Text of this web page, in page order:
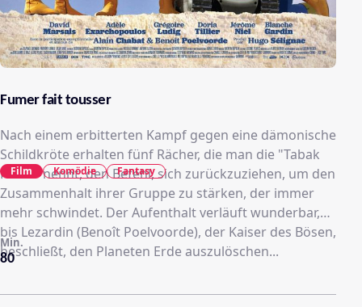
Fumer fait tousser
Nach einem erbitterten Kampf gegen eine dämonische
Schildkröte erhalten fünf Rächer, die man die "Tabak
Force" nennt, den Befehl, sich zurückzuziehen, um den
Zusammenhalt ihrer Gruppe zu stärken, der immer
mehr schwindet. Der Aufenthalt verläuft wunderbar,
bis Lezardin (Benoît Poelvoorde), der Kaiser des Bösen,
beschließt, den Planeten Erde auszulöschen...
80
Min.
Film Komödie Fantasy